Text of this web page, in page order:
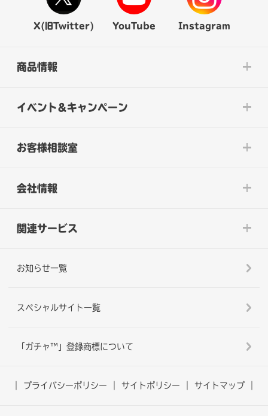
X(旧Twitter) YouTube Instagram
商品情報
イベント&キャンペーン
お客様相談室
会社情報
関連サービス
お知らせ一覧
スペシャルサイト一覧
「ガチャ™」登録商標について
プライバシーポリシー サイトポリシー サイトマップ